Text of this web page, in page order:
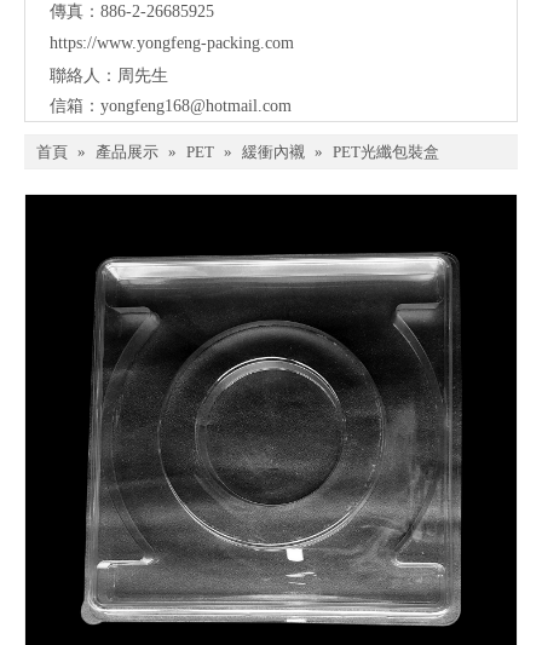
傳真：886-2-26685925
https://www.yongfeng-packing. com
聯絡人：周先生
信箱： yongfeng168@hotmail.com
首頁 » 產品展示 » PET » 緩衝內襯 » PET光纖包裝盒